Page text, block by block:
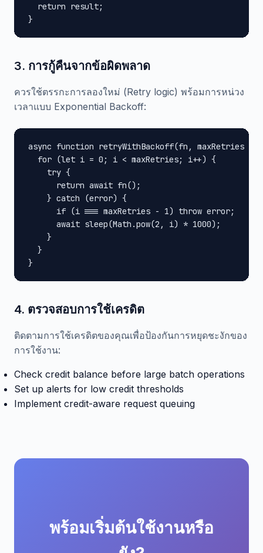
  return result;
}
3. การกู้คืนจากข้อผิดพลาด
ควรใช้ตรรกะการลองใหม่ (Retry logic) พร้อมการหน่วง
เวลาแบบ Exponential Backoff:
async function retryWithBackoff(fn, maxRetries =
  for (let i = 0; i < maxRetries; i++) {
    try {
      return await fn();
    } catch (error) {
      if (i === maxRetries - 1) throw error;
      await sleep(Math.pow(2, i) * 1000);
    }
  }
}
4. ตรวจสอบการใช้เครดิต
ติดตามการใช้เครดิตของคุณเพื่อป้องกันการหยุดชะงักของ
การใช้งาน:
Check credit balance before large batch operations
Set up alerts for low credit thresholds
Implement credit-aware request queuing
พร้อมเริ่มต้นใช้งานหรือ